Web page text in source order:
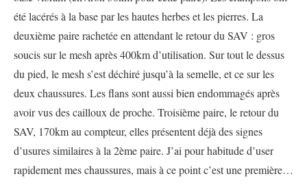
été lacérés à la base par les hautes herbes et les pierres. La
deuxième paire rachetée en attendant le retour du SAV : gros
soucis sur le mesh après 400km d’utilisation. Sur tout le dessus
du pied, le mesh s’est déchiré jusqu’à la semelle, et ce sur les
deux chaussures. Les flans sont aussi bien endommagés après
avoir vus des cailloux de proche. Troisième paire, le retour du
SAV, 170km au compteur, elles présentent déjà des signes
d’usures similaires à la 2ème paire. J’ai pour habitude d’user
rapidement mes chaussures, mais à ce point c’est une première…